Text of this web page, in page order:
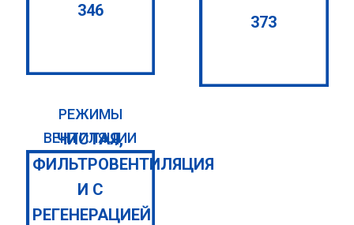
346
373
РЕЖИМЫ
ВЕНТИЛЯЦИИ
ЧИСТАЯ,
ФИЛЬТРОВЕНТИЛЯЦИЯ
И С
РЕГЕНЕРАЦИЕЙ